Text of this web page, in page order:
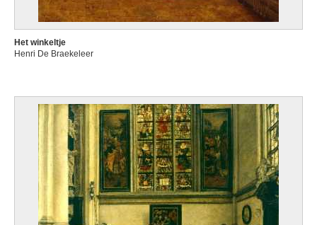
Het winkeltje
Henri De Braekeleer